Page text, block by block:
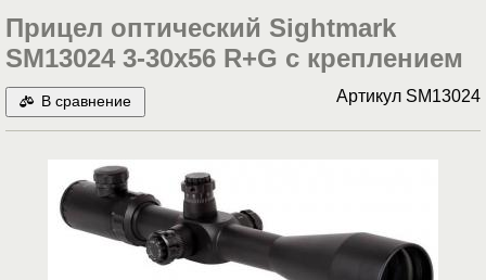
Прицел оптический Sightmark
SM13024 3-30х56 R+G c креплением
В сравнение Артикул SM13024